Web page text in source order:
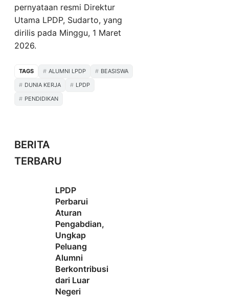
pernyataan resmi Direktur
Utama LPDP, Sudarto, yang
dirilis pada Minggu, 1 Maret
2026.
TAGS ALUMNI LPDP
BEASISWA
DUNIA KERJA
LPDP
PENDIDIKAN
BERITA
TERBARU
LPDP
Perbarui
Aturan
Pengabdian,
Ungkap
Peluang
Alumni
Berkontribusi
dari Luar
Negeri